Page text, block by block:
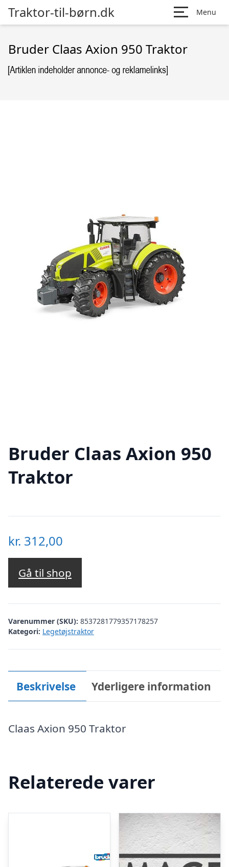
Traktor-til-børn.dk Menu
Bruder Claas Axion 950 Traktor
Bruder Claas Axion 950
Traktor
kr. 312,00
Gå til shop
Varenummer (SKU): 8537281779357178257
Kategori: Legetøjstraktor
Beskrivelse Yderligere information
Claas Axion 950 Traktor
Relaterede varer